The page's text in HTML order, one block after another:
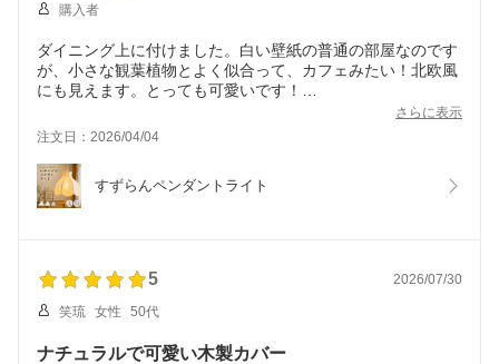
購入者
ダイニング上に付けました。白い壁紙の普通の部屋なのです
が、小さな観葉植物とよく似合って、カフェみたい！北欧風
にも見えます。とっても可愛いです！
以前はガラスシェードの５灯タイプのものを使っていて、天
井も照らすので明るかったのですが、なんせ重くて重く
が良いなと思ってこちらを見つけました。
天井側にはあまり光が行かないので、全体の明るさは以前よ
り少し減りましたが、テーブル上は明るいです。調色タイプ
ボールチェーンにしましたが、こちらも素敵です。
チェーンの色が真鍮のような色もあったらいいなと思いま
さらに表示
注文日：2026/04/04
すずらんペンダントライト
5 2026/07/30
笑琉 女性 50代
ナチュラルで可愛い木製カバー